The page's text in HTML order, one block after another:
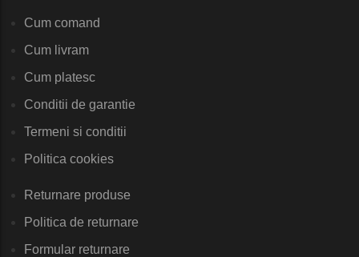
Cum comand
Cum livram
Cum platesc
Conditii de garantie
Termeni si conditii
Politica cookies
Returnare produse
Politica de returnare
Formular returnare